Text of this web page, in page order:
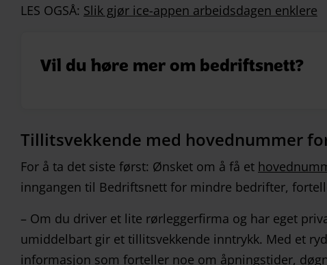
LES OGSÅ: Slik gjør ice-appen arbeidsdagen enklere
Vil du høre mer om bedriftsnett?
Tillitsvekkende med hovednummer
For å ta det siste først: Ønsket om å få et
inngangen til Bedriftsnett for mindre bedrifter,
– Om du driver et lite rørleggerfirma og har eget
umiddelbart gir et tillitsvekkende inntrykk. Med et
informasjon som forteller noe om åpningstider,